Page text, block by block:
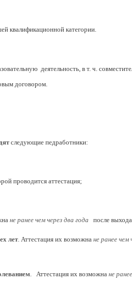
квалификационной категории.
деятельность, в т. ч.
договором.
следующие педработники:
проводится аттестация;
не ранее чем через два года после
лет. Аттестация их возможна не ранее чем
. Аттестация их возможна не